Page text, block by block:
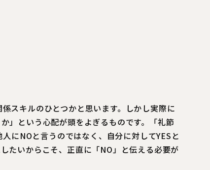
スキルのひとつかと思います。しかし実際に
」という心配が頭をよぎるものです。「礼節
にNOと言うのではなく、自分に対してYESと
たいからこそ、正直に「NO」と伝える必要が